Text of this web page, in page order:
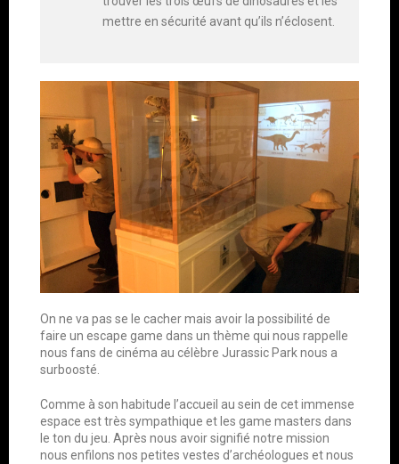
mettre en sécurité avant qu’ils n’éclosent.
On ne va pas se le cacher mais avoir la possibilité de
faire un escape game dans un thème qui nous rappelle
nous fans de cinéma au célèbre Jurassic Park nous a
surboosté.
Comme à son habitude l’accueil au sein de cet immense
espace est très sympathique et les game masters dans
le ton du jeu. Après nous avoir signifié notre mission
nous enfilons nos petites vestes d’archéologues et nous